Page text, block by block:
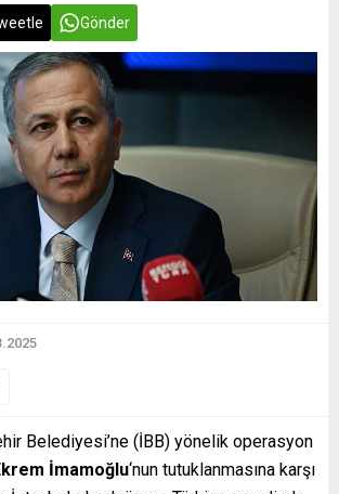
Gönder
Belediyesi’ne (İBB) yönelik operasyon
İmamoğlu‘nun tutuklanmasına karşı